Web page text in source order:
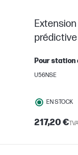
Pour station
U56NSE
EN STOCK
217,20 €